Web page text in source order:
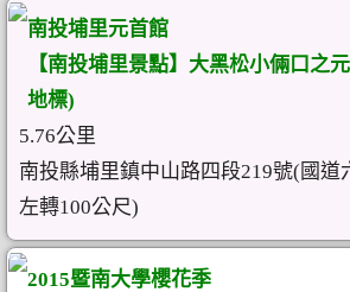
南投埔里元首館
【南投埔里景點】大黑松小倆口之
地標)
5.76公里
南投縣埔里鎮中山路四段219號(國道
左轉100公尺)
2015暨南大學櫻花季